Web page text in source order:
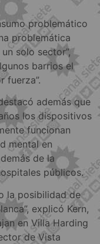
problemático
problemática
solo sector”,
barrios el
fuerza”.
además que
los dispositivos
funcionan
mental en
de la
públicos.
la posibilidad de
explicó Kern,
en Villa Harding
de Vista